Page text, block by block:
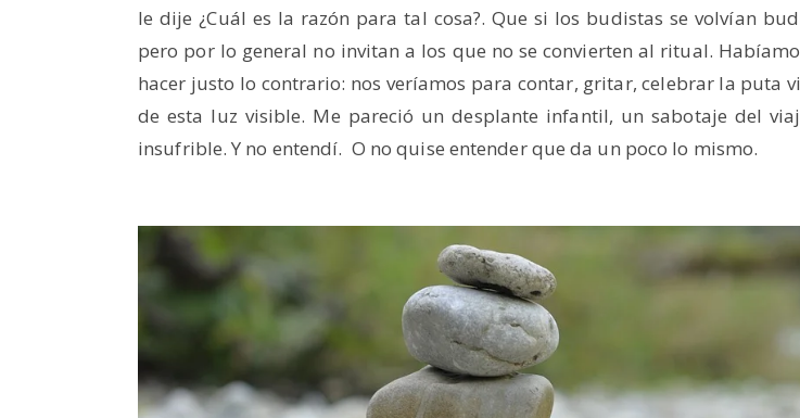
le dije ¿Cuál es la razón para tal cosa?. Que si los budistas se volvían
pero por lo general no invitan a los que no se convierten al ritual.
hacer justo lo contrario: nos veríamos para contar, gritar, celebrar la puta
de esta luz visible. Me pareció un desplante infantil, un sabotaje del
insufrible. Y no entendí. O no quise entender que da un poco lo mismo.